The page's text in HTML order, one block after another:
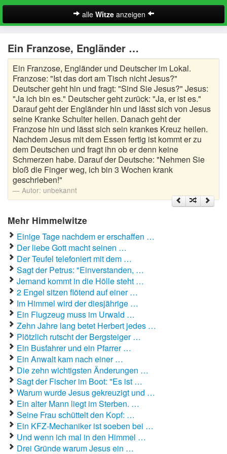
alle Witzeanzeigen
A-Klasse Witze
Akademiker Witze
Al Bundy Sprüche
Alle Kinder Sprüche
Anrufbeantworter Ansagen
Antiwitze
Anwaltswitze
Arbeitswitze
Arztwitze
Autoaufkleber Sprüche
Bankerwitze
Bart Simpson Sprüche
Bauernregeln
Bauernwitze
Bayern Witze
Beamtenwitze
Bierwitze
Bill Clinton Witze
Blondinenwitze
Suche
Ein Franzose, Engländer …
Ein Franzose, Engländer und Deutscher im Lokal.
Franzose: "Ist das dort am Tisch nicht Jesus?"
Deutscher geht hin und fragt: "Sind Sie Jesus?" Jesus:
"Ja ich bin es." Deutscher geht zurück: "Ja, er ist es."
Darauf geht der Engländer hin und lässt sich von Jesus
seine Kranke Schulter heilen. Danach geht der
Franzose hin und lässt sich sein krankes Kreuz heilen.
Nachdem Jesus mit dem Essen fertig ist kommt er zu
dem Deutschen und fragt ihn ob er denn keine
Schmerzen habe. Darauf der Deutsche: "Nehmen Sie
bloß die Finger weg, ich bin 3 Wochen krank
geschrieben!"
Autor: unbekannt
Mehr Himmelwitze
Einige Tage nachdem er erschaffen …
Der liebe Gott macht seinen …
Der Teufel telefoniert mit dem …
Sagt der Petrus: "Einverstanden, …
Jemand kommt in die Hölle steht …
2 Engel sitzen flötend auf einer …
Im Himmel wird der diesjährige …
Ein Flugzeug muss im Urwald …
Zehn Jahre lang betet Herbert jedes …
Plötzlich rutscht der Bergsteiger …
Ein Busfahrer und ein Pfarrer …
Ein Anwalt kam nach einer …
Die zehn wichtigsten Änderungen …
Sagt der Fischer im Boot: "Es ist …
Warum wurde Jesus gekreuzigt und …
Ein alter Mann liegt im Sterben. …
Seine Frau schüttelt den Kopf: …
Ein KFZ-Mechaniker ist soeben bei …
Und wenn ich mal in den Himmel …
Drei Gründe warum Jesus ein …